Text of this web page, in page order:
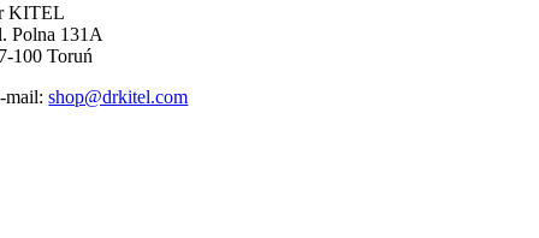
KITEL
Polna 131A
100 Toruń
mail:shop@drkitel.com